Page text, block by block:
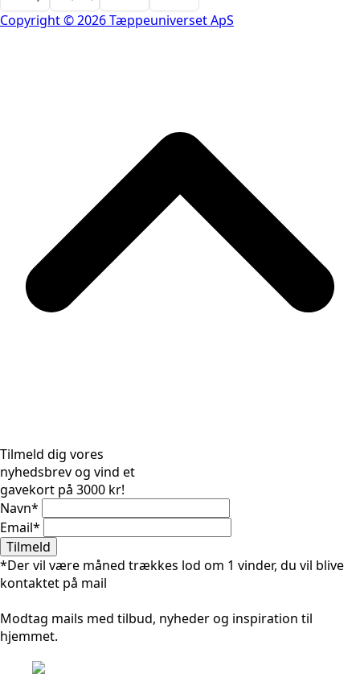
Copyright © 2026 Tæppeuniverset ApS
Tilmeld dig vores
nyhedsbrev og vind et
gavekort på 3000 kr!
Navn*
Email*
Tilmeld
*Der vil være måned trækkes lod om 1 vinder, du vil blive
kontaktet på mail
Modtag mails med tilbud, nyheder og inspiration til
hjemmet.